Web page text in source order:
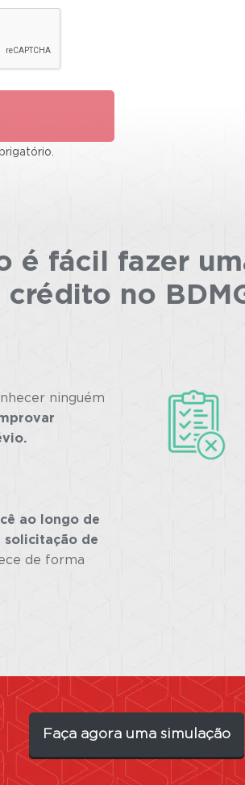
é fácil fazer
crédito no
ninguém
ao longo de
solicitação de
de forma
Faça agora uma simulação